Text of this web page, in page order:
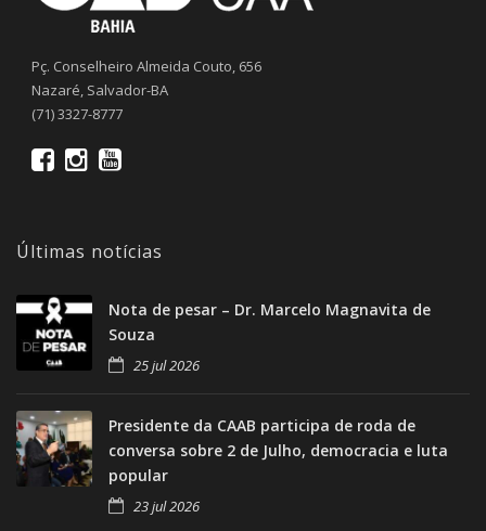
Pç. Conselheiro Almeida Couto, 656
Nazaré, Salvador-BA
(71) 3327-8777
Últimas notícias
Nota de pesar – Dr. Marcelo Magnavita de
Souza
25 jul 2026
Presidente da CAAB participa de roda de
conversa sobre 2 de Julho, democracia e luta
popular
23 jul 2026